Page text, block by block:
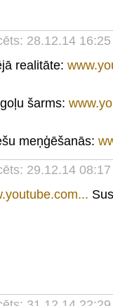
28.12.14 16:25
realitāte:
šarms:
meņģēšanās:
29.12.14 08:17